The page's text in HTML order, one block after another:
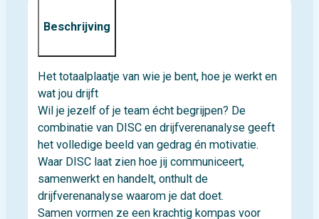
Beschrijving
Het totaalplaatje van wie je bent, hoe je werkt en
wat jou drijft
Wil je jezelf of je team écht begrijpen? De
combinatie van DISC en drijfverenanalyse geeft
het volledige beeld van gedrag én motivatie.
Waar DISC laat zien hoe jij communiceert,
samenwerkt en handelt, onthult de
drijfverenanalyse waarom je dat doet.
Samen vormen ze een krachtig kompas voor